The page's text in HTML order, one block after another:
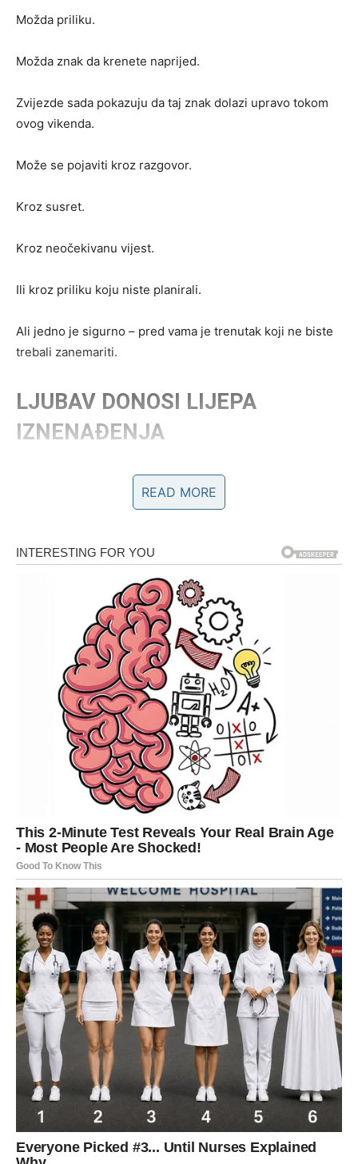
Možda priliku.
Možda znak da krenete naprijed.
Zvijezde sada pokazuju da taj znak dolazi upravo tokom
ovog vikenda.
Može se pojaviti kroz razgovor.
Kroz susret.
Kroz neočekivanu vijest.
Ili kroz priliku koju niste planirali.
Ali jedno je sigurno – pred vama je trenutak koji ne biste
trebali zanemariti.
LJUBAV DONOSI LIJEPA
IZNENAĐENJA
Na emotivnom planu vikend nosi veoma pozitivnu
odmah privući pažnju.
Neko bi mogao pokazati interesovanje mnogo otvorenije
nego što očekujete.
Privlačnost će biti obostrana, a razgovor prirodan i
opušten.
Za Ovnove koji su zauzeti dolaze lijepi trenuci sa
voljenom osobom.
Mogući su iskreni razgovori.
Zajednički planovi.
I situacije koje vraćaju bliskost i dobro raspoloženje.
Mnogi će tokom ovog vikenda osjetiti koliko je važno
imati nekoga ko ih razumije.
READ MORE